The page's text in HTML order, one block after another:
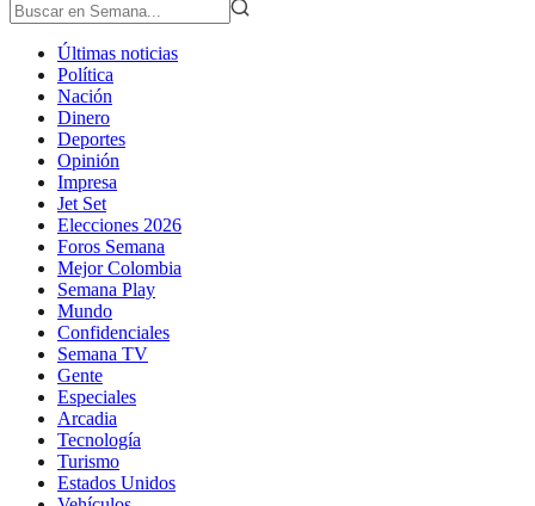
Últimas noticias
Política
Nación
Dinero
Deportes
Opinión
Impresa
Jet Set
Elecciones 2026
Foros Semana
Mejor Colombia
Semana Play
Mundo
Confidenciales
Semana TV
Gente
Especiales
Arcadia
Tecnología
Turismo
Estados Unidos